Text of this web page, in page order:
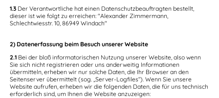
1.3 Der Verantwortliche hat einen Datenschutzbeauftragten bestellt,
dieser ist wie folgt zu erreichen: "Alexander Zimmermann,
Schlechtwiesstr. 10, 86949 Windach"
2) Datenerfassung beim Besuch unserer Website
2.1 Bei der bloß informatorischen Nutzung unserer Website, also wenn
Sie sich nicht registrieren oder uns anderweitig Informationen
übermitteln, erheben wir nur solche Daten, die Ihr Browser an den
Seitenserver übermittelt (sog. „Server-Logfiles“). Wenn Sie unsere
Website aufrufen, erheben wir die folgenden Daten, die für uns technisch
erforderlich sind, um Ihnen die Website anzuzeigen: